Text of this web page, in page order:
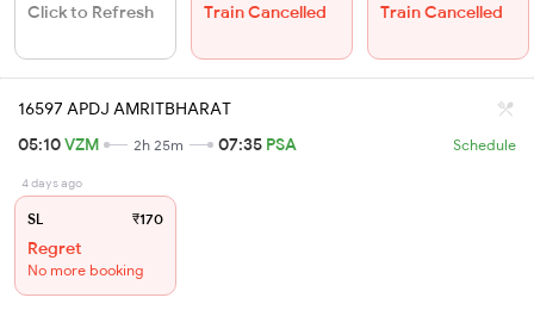
Click to Refresh Train Cancelled Train Cancelled
16597 APDJ AMRITBHARAT
05:10VZM 2h 25m 07:35 PSA Schedule
4 days ago
SL ₹170
Regret
No more booking